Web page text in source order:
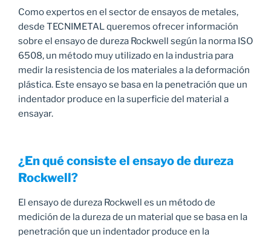
Como expertos en el sector de ensayos de metales,
desde TECNIMETAL queremos ofrecer información
sobre el ensayo de dureza Rockwell según la norma ISO
6508, un método muy utilizado en la industria para
medir la resistencia de los materiales a la deformación
plástica. Este ensayo se basa en la penetración que un
indentador produce en la superficie del material a
ensayar.
¿En qué consiste el ensayo de dureza
Rockwell?
El ensayo de dureza Rockwell es un método de
medición de la dureza de un material que se basa en la
penetración que un indentador produce en la